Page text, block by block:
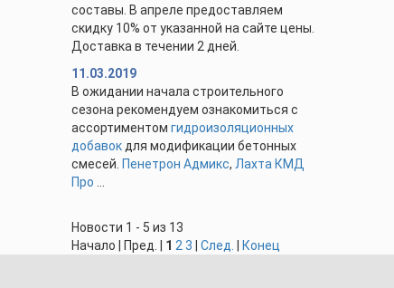
составы. В апреле предоставляем
скидку 10% от указанной на сайте цены.
Доставка в течении 2 дней.
11.03.2019
В ожидании начала строительного
сезона рекомендуем ознакомиться с
ассортиментом гидроизоляционных
добавок для модификации бетонных
смесей. Пенетрон Адмикс, Лахта КМД
Про
Новости 1 - 5 из 13
Начало | Пред. | 1 2 3 След. Конец